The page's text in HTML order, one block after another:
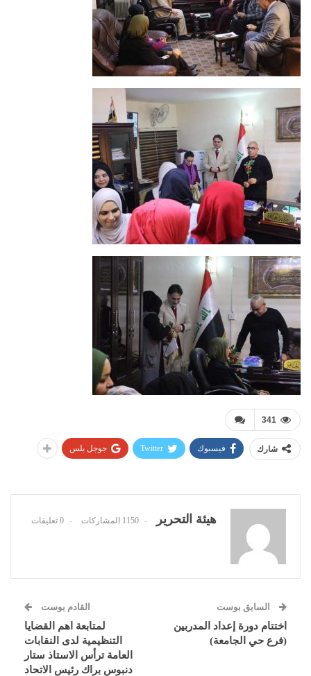
341
شارك فيسبوك Twitter جوجل بلس
هيئة التحرير 1150 المشاركات 0 تعليقات
السابق بوست
اختتام دورة إعداد المدربين
(فرع حي الجامعة)
القادم بوست
لمتابعة اهم القضايا
التنظيمية لدى النقابات
العامة ترأس الاستاذ ستار
دنبوس براك رئيس الاتحاد